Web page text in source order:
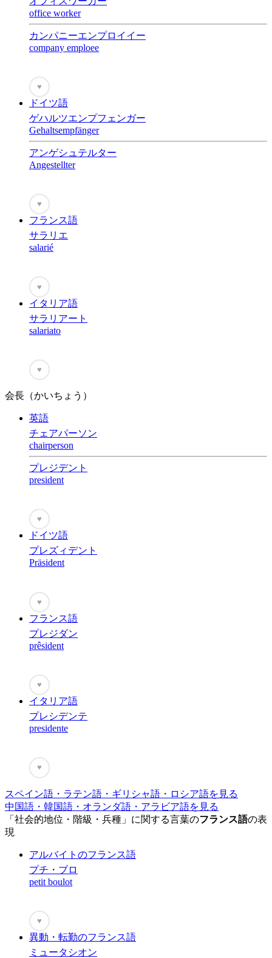
office worker
カンパニーエンプロイイー
company emploee
♥
ドイツ語
ゲハルツエンプフェンガー
Gehaltsempfänger
アンゲシュテルター
Angestellter
♥
フランス語
サラリエ
salarié
♥
イタリア語
サラリアート
salariato
♥
会長（かいちょう）
英語
チェアパーソン
chairperson
プレジデント
president
♥
ドイツ語
プレズィデント
Präsident
♥
フランス語
プレジダン
prêsident
♥
イタリア語
プレシデンテ
presidente
♥
スペイン語・ラテン語・ギリシャ語・ロシア語を見る
中国語・韓国語・オランダ語・アラビア語を見る
「社会的地位・階級・兵種」に関する言葉のフランス語の表
現
アルバイトのフランス語
プチ・ブロ
petit boulot
♥
異動・転勤のフランス語
ミュータシオン